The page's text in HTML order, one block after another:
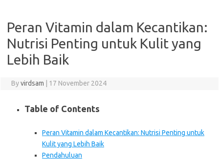
Peran Vitamin dalam Kecantikan:
Nutrisi Penting untuk Kulit yang
Lebih Baik
Byvirdsam 17 November 2024
Table of Contents
Peran Vitamin dalam Kecantikan: Nutrisi Penting untuk
Kulit yang Lebih Baik
Pendahuluan